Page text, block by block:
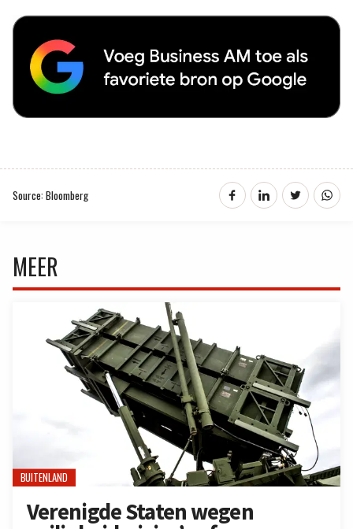
Source: Bloomberg
MEER
BUITENLAND
Verenigde Staten wegen